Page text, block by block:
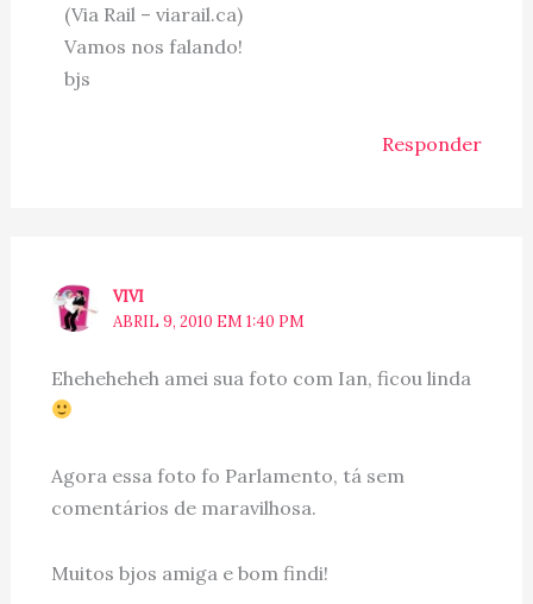
(Via Rail – viarail.ca)
Vamos nos falando!
bjs
Responder
VIVI
ABRIL 9, 2010 EM 1:40 PM
Eheheheheh amei sua foto com Ian, ficou linda
Agora essa foto fo Parlamento, tá sem
comentários de maravilhosa.
Muitos bjos amiga e bom findi!